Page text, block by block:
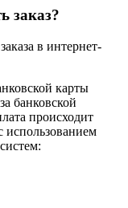
заказ?
в интернет-
карты
банковской
происходит
использованием